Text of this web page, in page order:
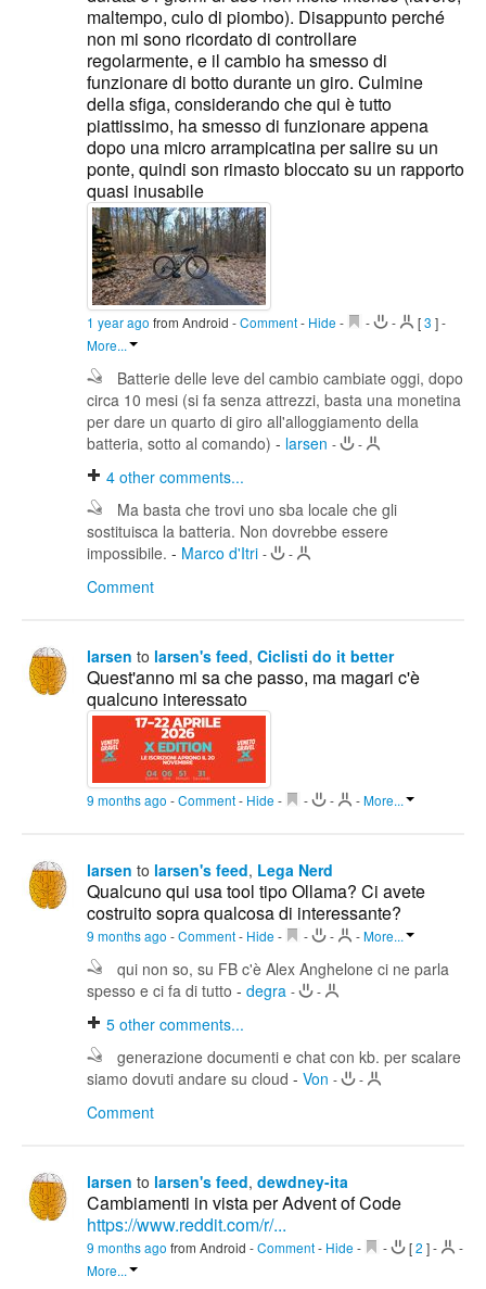
maltempo, culo di piombo). Disappunto perché
non mi sono ricordato di controllare
regolarmente, e il cambio ha smesso di
funzionare di botto durante un giro. Culmine
della sfiga, considerando che qui è tutto
piattissimo, ha smesso di funzionare appena
dopo una micro arrampicatina per salire su un
ponte, quindi son rimasto bloccato su un rapporto
quasi inusabile
1 year ago from Android -Comment- Hide - - - [3 ]-
More...
Batterie delle leve del cambio cambiate oggi, dopo
circa 10 mesi (si fa senza attrezzi, basta una monetina
per dare un quarto di giro all'alloggiamento della
batteria, sotto al comando) - larsen - -
4 other comments...
Ma basta che trovi uno sba locale che gli
sostituisca la batteria. Non dovrebbe essere
impossibile. - Marco d'Itri - -
Comment
larsen to larsen's feed, Ciclisti do it better
Quest'anno mi sa che passo, ma magari c'è
qualcuno interessato
9 months ago -Comment- Hide - - - -More...
larsen to larsen's feed, Lega Nerd
Qualcuno qui usa tool tipo Ollama? Ci avete
costruito sopra qualcosa di interessante?
9 months ago -Comment- Hide - - - -More...
qui non so, su FB c'è Alex Anghelone ci ne parla
spesso e ci fa di tutto - degra - -
5 other comments...
generazione documenti e chat con kb. per scalare
siamo dovuti andare su cloud - Von - -
Comment
larsen to larsen's feed, dewdney-ita
Cambiamenti in vista per Advent of Code
https://www.reddit.com/r/...
9 months ago from Android -Comment- Hide - - [2 ]-
-
More...